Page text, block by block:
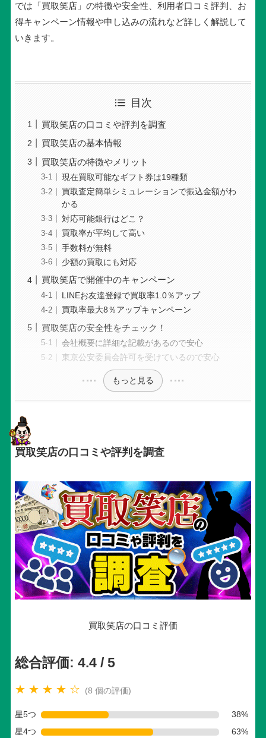
では「買取笑店」の特徴や安全性、利用者口コミ評判、お
得キャンペーン情報や申し込みの流れなど詳しく解説して
いきます。
目次
買取笑店の口コミや評判を調査
買取笑店の基本情報
買取笑店の特徴やメリット
現在買取可能なギフト券は19種類
買取査定簡単シミュレーションで振込金額がわ
かる
対応可能銀行はどこ？
買取率が平均して高い
手数料が無料
少額の買取にも対応
買取笑店で開催中のキャンペーン
LINEお友達登録で買取率1.0％アップ
買取率最大8％アップキャンペーン
買取笑店の安全性をチェック！
会社概要に詳細な記載があるので安心
東京公安委員会許可を受けているので安心
もっと見る
買取笑店の口コミや評判を調査
買取笑店の口コミ評価
総合評価: 4.4 / 5
★ ★ ★ ★ ☆ (8 個の評価)
星5つ
38%
星4つ
63%